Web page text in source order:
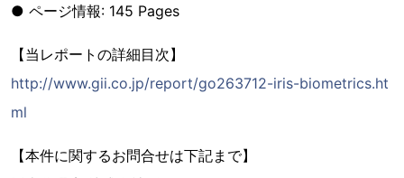
● ページ情報: 145 Pages
【当レポートの詳細目次】
http://www.gii.co.jp/report/go263712-iris-biometrics.ht
ml
【本件に関するお問合せは下記まで】